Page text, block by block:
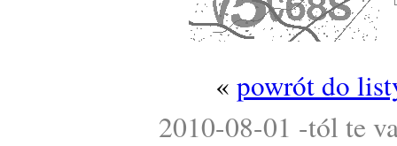
« powrót do
2010-08-01 -tól te